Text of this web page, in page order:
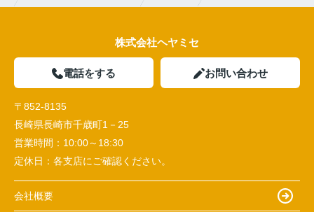
株式会社ヘヤミセ
電話をする お問い合わせ
〒852-8135
長崎県長崎市千歳町1－25
営業時間： 10:00～18:30
定休日： 各支店にご確認ください。
会社概要